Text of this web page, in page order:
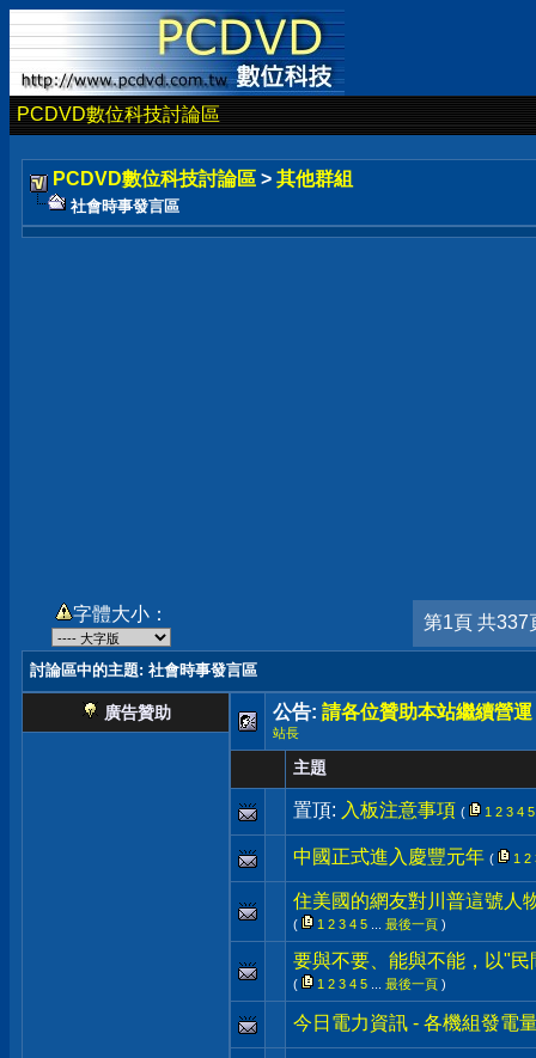
PCDVD數位科技討論區
PCDVD數位科技討論區 > 其他群組
社會時事發言區
字體大小： 第1頁 共337
討論區中的主題: 社會時事發言區
廣告贊助 公告: 請各位贊助本站繼續營運
站長
主題
置頂: 入板注意事項 ( 1 2 3 4 5
中國正式進入慶豐元年 ( 1 2
住美國的網友對川普這號人
( 1 2 3 4 5 最後一頁 )
要與不要、能與不能，以"
( 1 2 3 4 5 最後一頁 )
今日電力資訊 - 各機組發電